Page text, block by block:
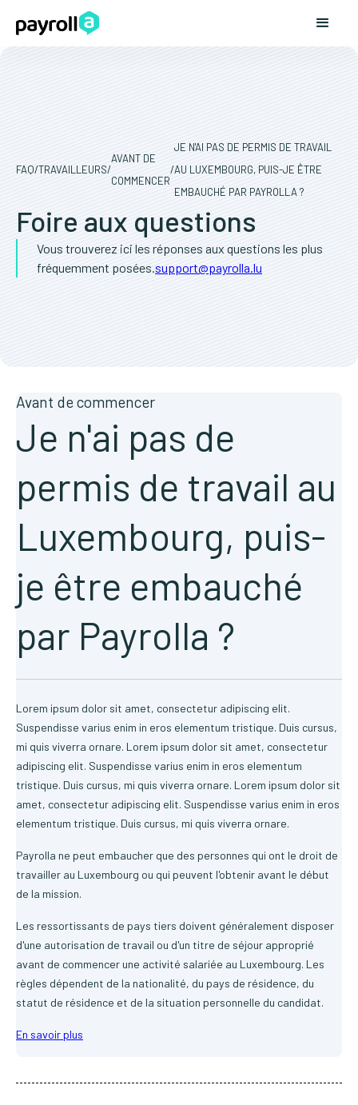
FAQ/TRAVAILLEURS/
AVANT DE
COMMENCER
/
JE N'AI PAS DE PERMIS DE TRAVAIL
AU LUXEMBOURG, PUIS-JE ÊTRE
EMBAUCHÉ PAR PAYROLLA ?
Foire aux questions
Vous trouverez ici les réponses aux questions les plus
fréquemment posées.support@payrolla.lu
Avant de commencer
Je n'ai pas de
permis de travail au
Luxembourg, puis-
je être embauché
par Payrolla ?
Lorem ipsum dolor sit amet, consectetur adipiscing elit.
Suspendisse varius enim in eros elementum tristique. Duis cursus,
mi quis viverra ornare. Lorem ipsum dolor sit amet, consectetur
adipiscing elit. Suspendisse varius enim in eros elementum
tristique. Duis cursus, mi quis viverra ornare. Lorem ipsum dolor sit
amet, consectetur adipiscing elit. Suspendisse varius enim in eros
elementum tristique. Duis cursus, mi quis viverra ornare.
Payrolla ne peut embaucher que des personnes qui ont le droit de
travailler au Luxembourg ou qui peuvent l'obtenir avant le début
de la mission.
Les ressortissants de pays tiers doivent généralement disposer
d'une autorisation de travail ou d'un titre de séjour approprié
avant de commencer une activité salariée au Luxembourg. Les
règles dépendent de la nationalité, du pays de résidence, du
statut de résidence et de la situation personnelle du candidat.
En savoir plus